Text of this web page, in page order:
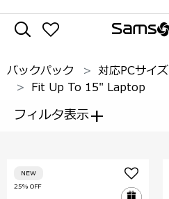
バックパック
対応PCサイズ
Fit Up To 15" Laptop
フィルタ表示+
25% OFF
NEW